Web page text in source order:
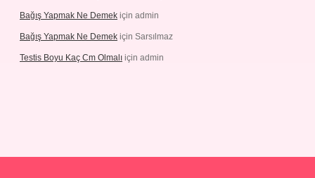
Bağış Yapmak Ne Demek için admin
Bağış Yapmak Ne Demek için Sarsılmaz
Testis Boyu Kaç Cm Olmalı için admin